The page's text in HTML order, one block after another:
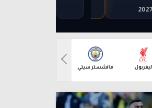
ليفربول مانشستر سيتي